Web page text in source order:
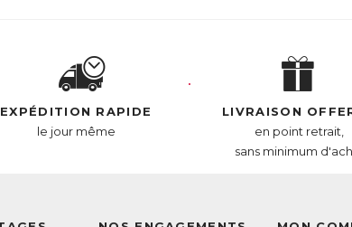
EXPÉDITION RAPIDE
le jour même
LIVRAISON
en point retrait,
sans minimum